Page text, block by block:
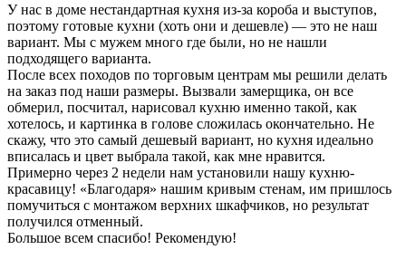
У нас в доме нестандартная кухня из-за короба и выступов,
поэтому готовые кухни (хоть они и дешевле) — это не наш
вариант. Мы с мужем много где были, но не нашли
подходящего варианта.
После всех походов по торговым центрам мы решили делать
на заказ под наши размеры. Вызвали замерщика, он все
обмерил, посчитал, нарисовал кухню именно такой, как
хотелось, и картинка в голове сложилась окончательно. Не
скажу, что это самый дешевый вариант, но кухня идеально
вписалась и цвет выбрала такой, как мне нравится.
Примерно через 2 недели нам установили нашу кухню-
красавицу! «Благодаря» нашим кривым стенам, им пришлось
помучиться с монтажом верхних шкафчиков, но результат
получился отменный.
Большое всем спасибо! Рекомендую!